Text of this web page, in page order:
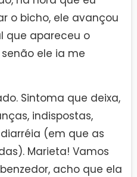
o bicho, ele avançou
que apareceu o
ele ia me
Sintoma que deixa,
indispostas,
(em que as
Marieta! Vamos
acho que ela